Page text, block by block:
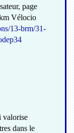
page
Vélocio
13-brm/31-
valorise
dans le